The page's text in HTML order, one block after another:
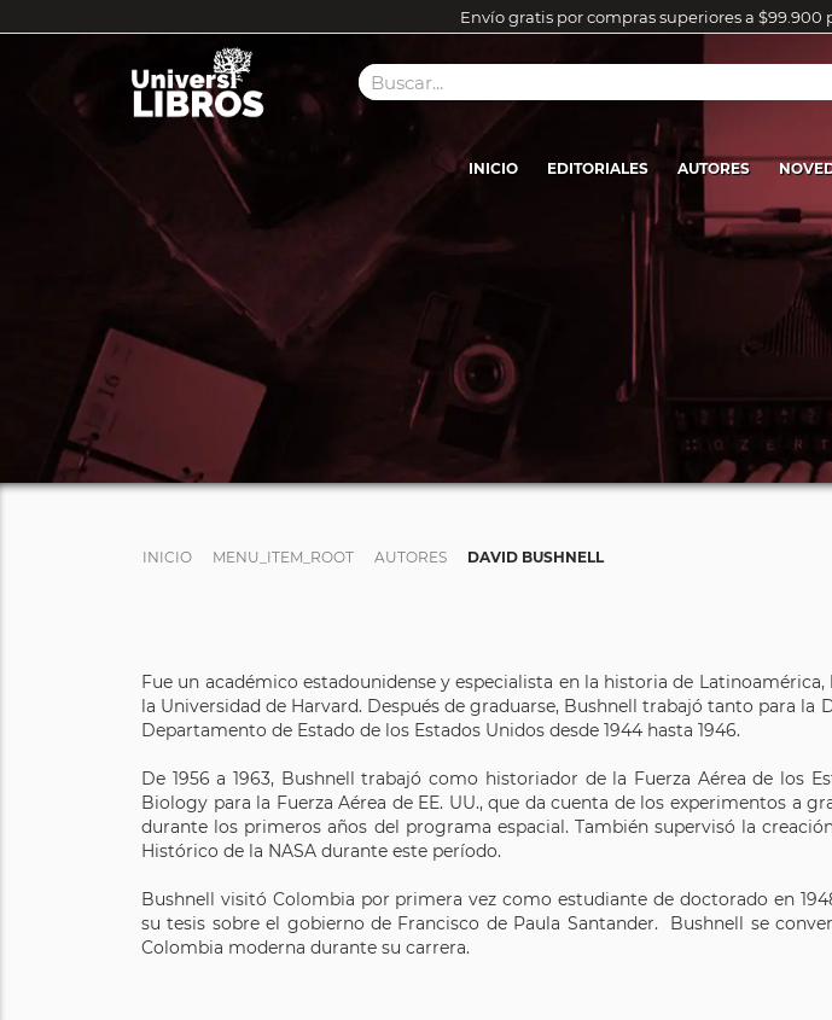
Envío gratis por compras superiores a
INICIO EDITORIALES AUTORES
INICIO MENU_ITEM_ROOT AUTORES DAVID BUSHNELL
Fue un académico estadounidense y especialista en la historia de
la Universidad de Harvard. Después de graduarse, Bushnell trabajó tanto para
Departamento de Estado de los Estados Unidos desde 1944 hasta 1946.
De 1956 a 1963, Bushnell trabajó como historiador de la Fuerza Aérea de los
Biology para la Fuerza Aérea de EE. UU., que da cuenta de los experimentos a
durante los primeros años del programa espacial. También supervisó la
Histórico de la NASA durante este período.
Bushnell visitó Colombia por primera vez como estudiante de doctorado en
su tesis sobre el gobierno de Francisco de Paula Santander. Bushnell se
Colombia moderna durante su carrera.